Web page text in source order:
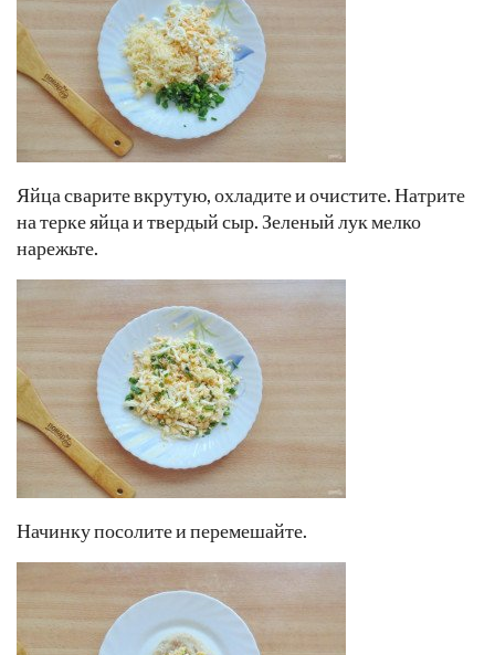
Яйца сварите вкрутую, охладите и очистите. Натрите
на терке яйца и твердый сыр. Зеленый лук мелко
нарежьте.
Начинку посолите и перемешайте.